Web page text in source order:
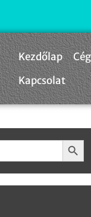
Kezdőlap
Kapcsolat
Search Button